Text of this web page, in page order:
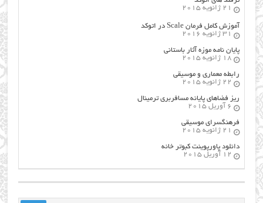
21 ژانویه 2015
آموزش کامل فرمان Scale در اتوکد
31 ژانویه 2016
پایان نامه موزه آثار باستانی
18 ژانویه 2015
رابطه معماری و موسیقی
22 ژانویه 2015
ریز فضاهای پایانه مسافربری ترمینال
6 آوریل 2015
فرهنگسراي موسيقي
21 ژانویه 2015
دانلود پاورپوینت کبوتر خانه
12 آوریل 2015